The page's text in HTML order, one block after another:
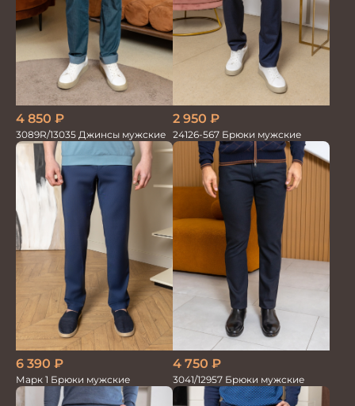
4 850 ₽
3089R/13035 Джинсы мужские
2 950 ₽
24126-567 Брюки мужские
6 390 ₽
Марк 1 Брюки мужские
4 750 ₽
3041/12957 Брюки мужские